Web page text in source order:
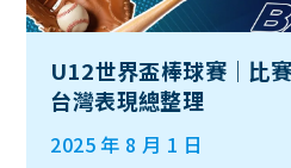
U12世界盃棒球賽｜比
台灣表現總整理
2025 年 8 月 1 日